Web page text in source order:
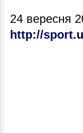
24 вересня
http://